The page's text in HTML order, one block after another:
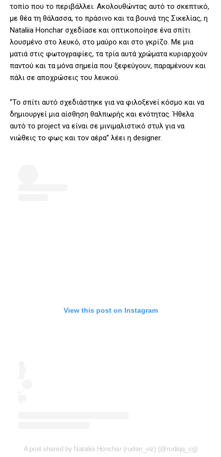
τοπίο που το περιβάλλει. Ακολουθώντας αυτό το σκεπτικό,
με θέα τη θάλασσα, το πράσινο και τα βουνά της Σικελίας, η
Nataliia Honchar σχεδίασε και οπτικοποίησε ένα σπίτι
λουσμένο στο λευκό, στο μαύρο και στο γκρίζο. Με μια
ματιά στις φωτογραφίες, τα τρία αυτά χρώματα κυριαρχούν
παντού και τα μόνα σημεία που ξεφεύγουν, παραμένουν και
πάλι σε αποχρώσεις του λευκού.
”Το σπίτι αυτό σχεδιάστηκε για να φιλοξενεί κόσμο και να
δημιουργεί μια αίσθηση θαλπωρής και ενότητας. Ήθελα
αυτό το project να είναι σε μινιμαλιστικό στυλ για να
νιώθεις το φως και τον αέρα” λέει η designer.
View this post on Instagram
A post shared by Nataliia Honchar (ruden_viz) (@rudiqq_cg)